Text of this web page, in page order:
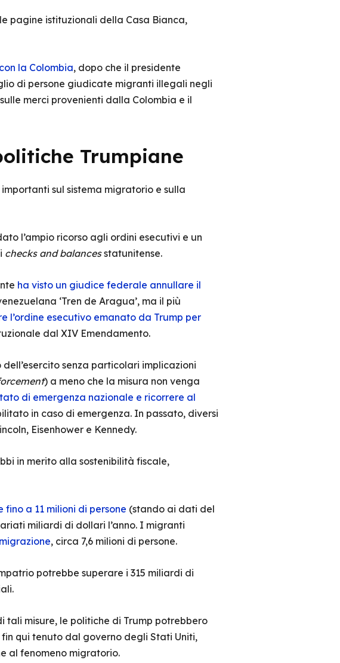
pagine istituzionali della Casa Bianca,
la Colombia, dopo che il presidente
di persone giudicate migranti illegali negli
merci provenienti dalla Colombia e il
Trumpiane
sul sistema migratorio e sulla
l’ampio ricorso agli ordini esecutivi e un
checks and balancesstatunitense.
ha visto un giudice federale annullare il
‘Tren de Aragua’, ma il più
l’ordine esecutivo emanato da Trump per
dal XIV Emendamento.
senza particolari implicazioni
) a meno che la misura non venga
di emergenza nazionale e ricorrere al
in caso di emergenza. In passato, diversi
Eisenhower e Kennedy.
in merito alla sostenibilità fiscale,
a 11 milioni di persone (stando ai dati del
miliardi di dollari l’anno. I migranti
, circa 7,6 milioni di persone.
potrebbe superare i 315 miliardi di
misure, le politiche di Trump potrebbero
qui tenuto dal governo degli Stati Uniti,
al fenomeno migratorio.